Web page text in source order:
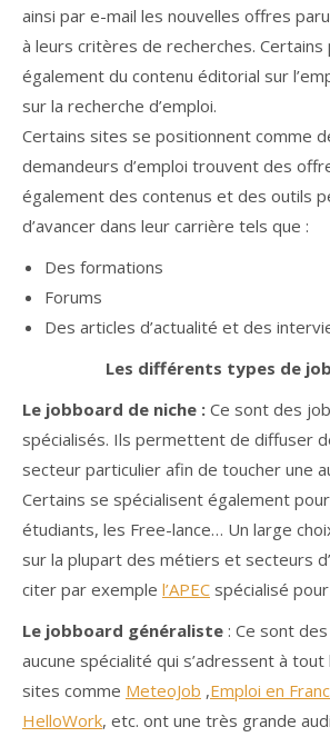
ainsi par e-mail les nouvelles offres
à leurs critères de recherches.
également du contenu éditorial sur
sur la recherche d’emploi.
Certains sites se positionnent comme
demandeurs d’emploi trouvent des
également des contenus et des outils
d’avancer dans leur carrière tels que :
Des formations
Forums
Des articles d’actualité et des
Les différents types de
Le jobboard de niche : Ce sont des
spécialisés. Ils permettent de diffuser
secteur particulier afin de toucher une
Certains se spécialisent également
étudiants, les Free-lance… Un large
sur la plupart des métiers et secteurs
citer par exemple l’APEC spécialisé
Le jobboard généraliste : Ce sont
aucune spécialité qui s’adressent à
sites comme MeteoJob ,Emploi en
HelloWork, etc. ont une très grande